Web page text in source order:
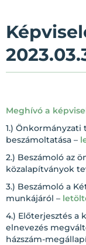
Meghívó a
1.)
beszámoltatása –
2.) Beszámoló az
közalapítványok
3.) Beszámoló a
munkájáról –
4.) Előterjesztés a
elnevezés
házszám-